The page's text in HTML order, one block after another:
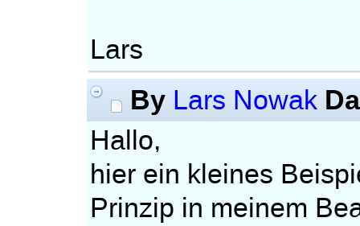
Lars
By Lars Nowak
Hallo,
hier ein kleines
Prinzip in meinem